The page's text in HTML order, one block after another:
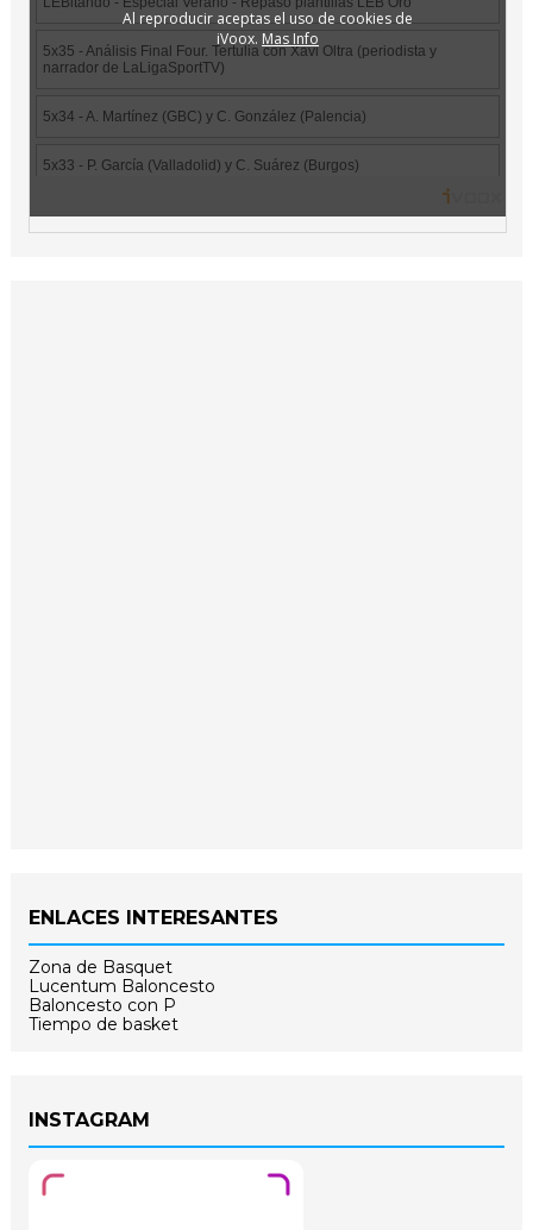
ENLACES INTERESANTES
Zona de Basquet
Lucentum Baloncesto
Baloncesto con P
Tiempo de basket
INSTAGRAM